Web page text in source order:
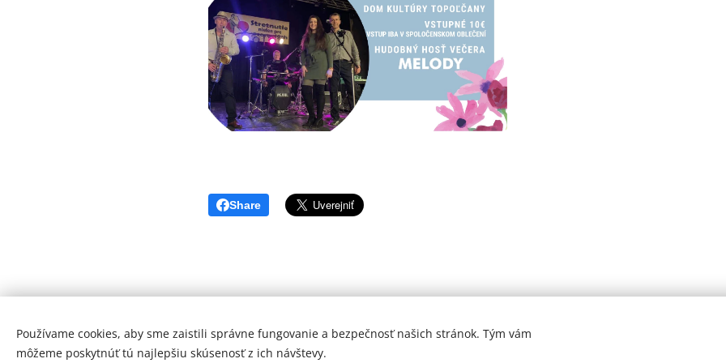
Share
© 2026 Mediálna a kultúrna spoločnosť Topoľčany, s.r.o.
Používame cookies, aby sme zaistili správne fungovanie a bezpečnosť našich stránok. Tým vám
môžeme poskytnúť tú najlepšiu skúsenosť z ich návštevy.